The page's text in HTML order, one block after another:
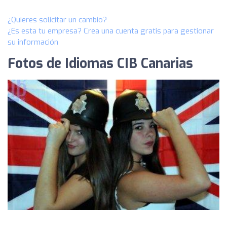
¿Quieres solicitar un cambio?
¿Es esta tu empresa? Crea una cuenta gratis para gestionar
su información
Fotos de Idiomas CIB Canarias